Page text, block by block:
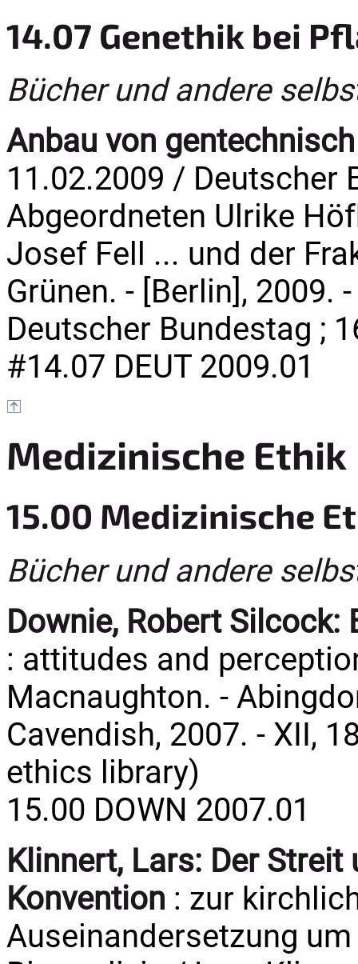
14.07 Genethik bei
Bücher und andere
Anbau von
11.02.2009 / Deutscher
Abgeordneten Ulrike
Josef Fell ... und der
Grünen. - [Berlin], 2009.
Deutscher Bundestag ;
#14.07 DEUT 2009.01
Medizinische Ethik
15.00 Medizinische
Bücher und andere
Downie, Robert Silcock:
: attitudes and
Macnaughton. -
Cavendish, 2007. - XII,
ethics library)
15.00 DOWN 2007.01
Klinnert, Lars: Der Streit
Konvention : zur
Auseinandersetzung